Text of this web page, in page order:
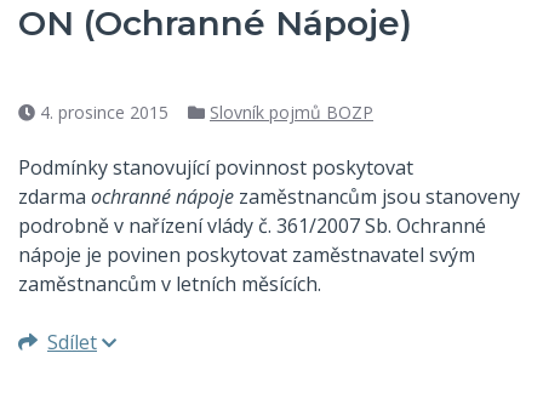
ON (Ochranné Nápoje)
Datum
4. prosince 2015 Rubriky
Slovník pojmů BOZP
Podmínky stanovující povinnost poskytovat
zdarma ochranné nápoje zaměstnancům jsou stanoveny
podrobně v nařízení vlády č. 361/2007 Sb. Ochranné
nápoje je povinen poskytovat zaměstnavatel svým
zaměstnancům v letních měsících.
Sdílet